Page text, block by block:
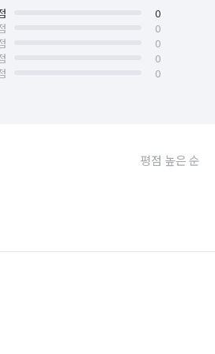
0
0
0
0
0